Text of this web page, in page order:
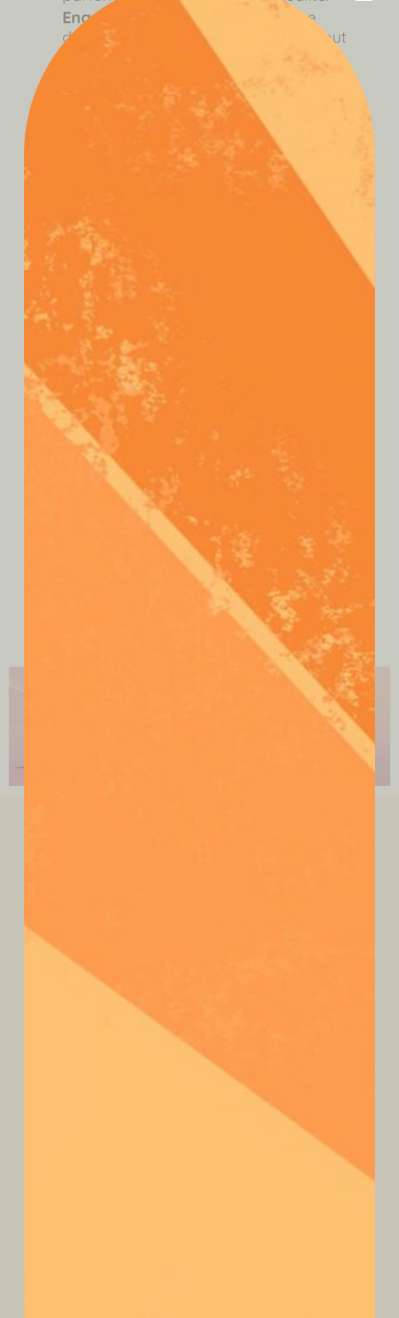
Engagement Éco-Conscient :
Une
démarche respectueuse qui exclut tout
test sur les animaux et privilégie des
naturellement
(verre, alu, carton).
Dimension Holistique :
Un univers bien-
être complet avec nos pierres
énergétiques, sprays auriques et oracles.
L’alliance rare entre le soin vibratoire et
la rigueur d’un laboratoire professionnel.
Que du Bonheur pour votre
Peau et vos Sens !
Horaires et infos